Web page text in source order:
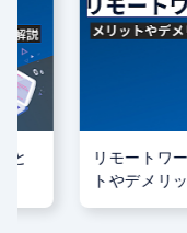
と
リモートワ
トやデメリ
紹介